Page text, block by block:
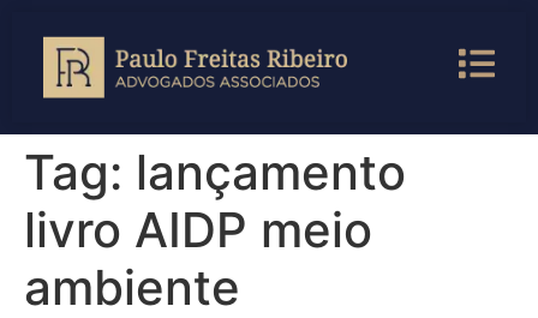
Tag: lançamento
livro AIDP meio
ambiente